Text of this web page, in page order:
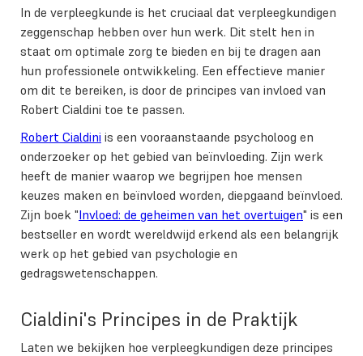
In de verpleegkunde is het cruciaal dat verpleegkundigen
zeggenschap hebben over hun werk. Dit stelt hen in
staat om optimale zorg te bieden en bij te dragen aan
hun professionele ontwikkeling. Een effectieve manier
om dit te bereiken, is door de principes van invloed van
Robert Cialdini toe te passen.
Robert Cialdini is een vooraanstaande psycholoog en
onderzoeker op het gebied van beïnvloeding. Zijn werk
heeft de manier waarop we begrijpen hoe mensen
keuzes maken en beïnvloed worden, diepgaand beïnvloed.
Zijn boek "Invloed: de geheimen van het overtuigen" is een
bestseller en wordt wereldwijd erkend als een belangrijk
werk op het gebied van psychologie en
gedragswetenschappen.
Cialdini's Principes in de Praktijk
Laten we bekijken hoe verpleegkundigen deze principes